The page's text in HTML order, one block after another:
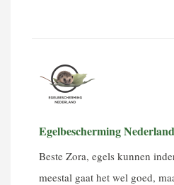
Egelbescherming Nederland
Beste Zora, egels kunnen
meestal gaat het wel goed,